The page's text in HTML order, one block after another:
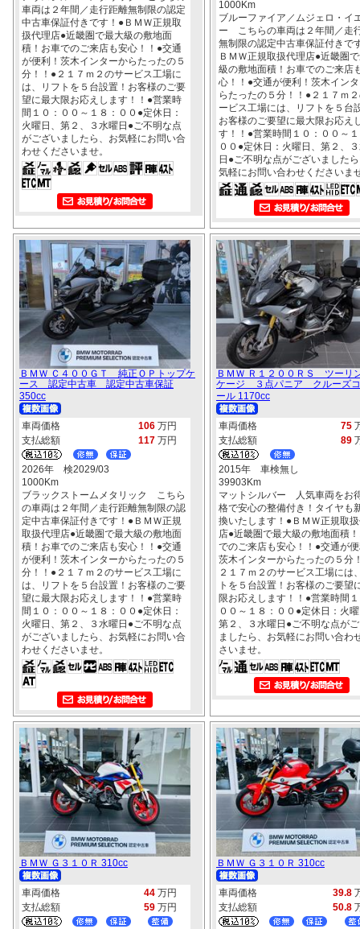
車両は２年間／走行距離無制限の認定
中古車保証付きです！●ＢＭＷ正規取
扱代理店●近畿圏で最大級の敷地面
積！お車でのご来店も安心！！●交通
が便利！茨木インターからたったの５
分！！●２１７ｍ２のサービス工場に
は、リフトを５台設置！お客様のご要
望に最大限お応えします！！●営業時
間１０：００～１８：００●定休日：
火曜日、第２、３水曜日●ご不明な点
がございましたら、お気軽にお問い合
わせくださいませ。
1000Km
ブルーファイア／ムジェロ・イ
ー こちらの車両は２年間／走
無制限の認定中古車保証付きで
ＢＭＷ正規取扱代理店●近畿圏
級の敷地面積！お車でのご来店
心！！●交通が便利！茨木イン
らたったの５分！！●２１７ｍ
ービス工場には、リフトを５台
お客様のご要望に最大限お応え
す！！●営業時間１０：００～
００●定休日：火曜日、第２、
日●ご不明な点がございました
気軽にお問い合わせくださいま
ＢＭＷ Ｃ４００ＧＴ 純正ＯＰトップケ
ース 認定中古車 認定中古車保証
350cc
車両価格 106 万円
支払総額
117 万円
2026年 検2029/03
1000Km
ブラックストームメタリック こちら
の車両は２年間／走行距離無制限の認
定中古車保証付きです！●ＢＭＷ正規
取扱代理店●近畿圏で最大級の敷地面
積！お車でのご来店も安心！！●交通
が便利！茨木インターからたったの５
分！！●２１７ｍ２のサービス工場に
は、リフトを５台設置！お客様のご要
望に最大限お応えします！！●営業時
間１０：００～１８：００●定休日：
火曜日、第２、３水曜日●ご不明な点
がございましたら、お気軽にお問い合
わせくださいませ。
ＢＭＷ Ｒ１２００ＲＳ ツーリ
ケージ ３点パニア クルーズ
ール 1170cc
車両価格 75
支払総額
89
2015年 車検無し
39903Km
マットシルバー 人気車両をお
格で安心の整備付き！タイヤも
換いたします！●ＢＭＷ正規取
店●近畿圏で最大級の敷地面積
でのご来店も安心！！●交通が
茨木インターからたったの５分
２１７ｍ２のサービス工場には
トを５台設置！お客様のご要望
限お応えします！！●営業時間
００～１８：００●定休日：火
第２、３水曜日●ご不明な点が
ましたら、お気軽にお問い合わ
さいませ。
ＢＭＷ Ｇ３１０Ｒ 310cc
車両価格 44 万円
支払総額
59 万円
ＢＭＷ Ｇ３１０Ｒ 310cc
車両価格 39.8
支払総額
50.8